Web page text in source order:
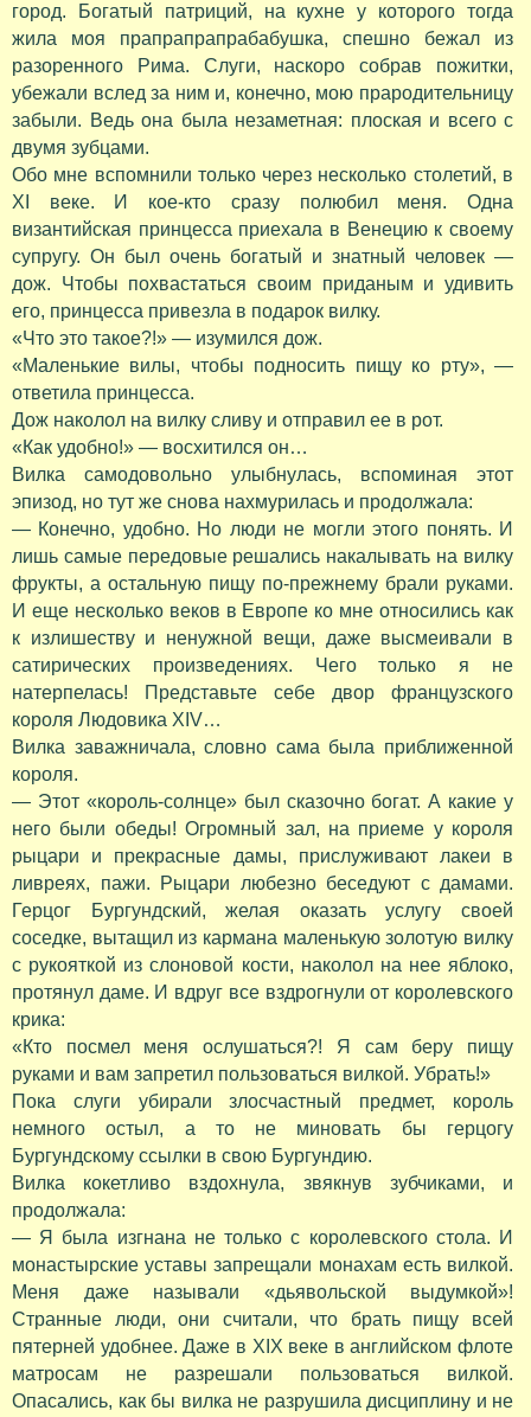
город. Богатый патриций, на кухне у которого тогда
жила моя прапрапрапрабабушка, спешно бежал из
разоренного Рима. Слуги, наскоро собрав пожитки,
убежали вслед за ним и, конечно, мою прародительницу
забыли. Ведь она была незаметная: плоская и всего с
двумя зубцами.
Обо мне вспомнили только через несколько столетий, в
XI веке. И кое-кто сразу полюбил меня. Одна
византийская принцесса приехала в Венецию к своему
супругу. Он был очень богатый и знатный человек —
дож. Чтобы похвастаться своим приданым и удивить
его, принцесса привезла в подарок вилку.
«Что это такое?!» — изумился дож.
«Маленькие вилы, чтобы подносить пищу ко рту», —
ответила принцесса.
Дож наколол на вилку сливу и отправил ее в рот.
«Как удобно!» — восхитился он…
Вилка самодовольно улыбнулась, вспоминая этот
эпизод, но тут же снова нахмурилась и продолжала:
— Конечно, удобно. Но люди не могли этого понять. И
лишь самые передовые решались накалывать на вилку
фрукты, а остальную пищу по-прежнему брали руками.
И еще несколько веков в Европе ко мне относились как
к излишеству и ненужной вещи, даже высмеивали в
сатирических произведениях. Чего только я не
натерпелась! Представьте себе двор французского
короля Людовика XIV…
Вилка заважничала, словно сама была приближенной
короля.
— Этот «король-солнце» был сказочно богат. А какие у
него были обеды! Огромный зал, на приеме у короля
рыцари и прекрасные дамы, прислуживают лакеи в
ливреях, пажи. Рыцари любезно беседуют с дамами.
Герцог Бургундский, желая оказать услугу своей
соседке, вытащил из кармана маленькую золотую вилку
с рукояткой из слоновой кости, наколол на нее яблоко,
протянул даме. И вдруг все вздрогнули от королевского
крика:
«Кто посмел меня ослушаться?! Я сам беру пищу
руками и вам запретил пользоваться вилкой. Убрать!»
Пока слуги убирали злосчастный предмет, король
немного остыл, а то не миновать бы герцогу
Бургундскому ссылки в свою Бургундию.
Вилка кокетливо вздохнула, звякнув зубчиками, и
продолжала:
— Я была изгнана не только с королевского стола. И
монастырские уставы запрещали монахам есть вилкой.
Меня даже называли «дьявольской выдумкой»!
Странные люди, они считали, что брать пищу всей
пятерней удобнее. Даже в XIX веке в английском флоте
матросам не разрешали пользоваться вилкой.
Опасались, как бы вилка не разрушила дисциплину и не